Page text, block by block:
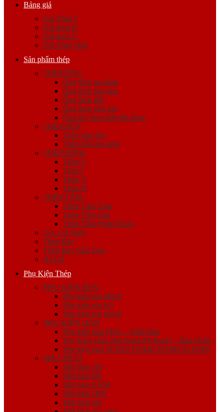
Bảng giá
Giá Thép I
Giá thép H
Giá thép U
Giá Thép Hộp
Sản phẩm thép
THÉP ỐNG
Ống thép mạ kẽm
Ống thép hàn đen
Ống thép đúc
Ống thép siêu âm
Ống lốc theo đơn đặt hàng
THÉP HỘP
Thép hộp đen
Thép hộp mạ kẽm
THÉP HÌNH
Thép U
Thép I
Thép V
Thép H
THÉP TẤM
Thép Tấm Trơn
Thép Tấm Gân
Thép Tấm Nhập Khẩu
Cọc Cừ Thép
Thép Đặc
Thép Ray Cầu Trục
Xà Gồ
Phụ Kiện Thép
PHỤ KIỆN REN
Phụ kiện ren Mech
Phụ kiện ren K1
Phụ kiện ren giá rẻ
PHỤ KIỆN HÀN
Phụ kiện hàn FKK – Nhật Bản
Phụ Kiện Hàn Jinil bend (Dybend) – Hàn Quốc
Phụ kiện hàn SCH20 SCH40 SCH80 SCH160
MẶT BÍCH
Mặt bích JIS
Mặt bích BS
Mặt bích ANSI
Mặt bích DIN
Mặt bích mù